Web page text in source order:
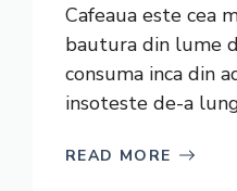
Cafeaua este cea
bautura din lume
consuma inca din
insoteste de-a
READ MORE